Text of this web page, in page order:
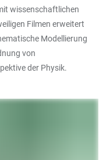
wissenschaftlichen
Filmen erweitert
Modellierung
von
der Physik.